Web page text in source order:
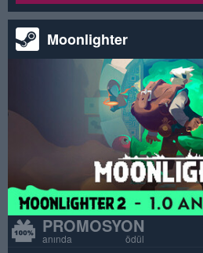
Moonlighter
PROMOSYON
anında ödül